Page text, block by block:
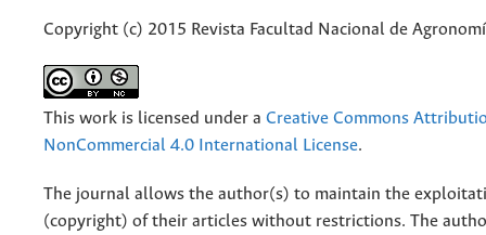
Copyright (c) 2015 Revista Facultad Nacional de
This work is licensed under a Creative Commons
NonCommercial 4.0 International License.
The journal allows the author(s) to maintain the
(copyright) of their articles without restrictions. The